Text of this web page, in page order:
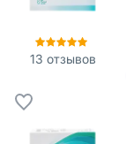
13 отзывов